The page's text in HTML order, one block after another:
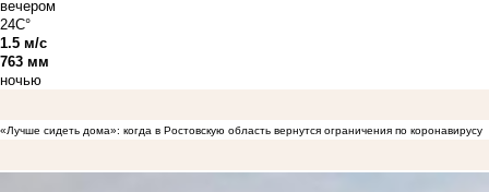
вечером
24C°
1.5 м/с
763 мм
ночью
«Лучше сидеть дома»: когда в Ростовскую область вернутся ограничения по коронавирусу